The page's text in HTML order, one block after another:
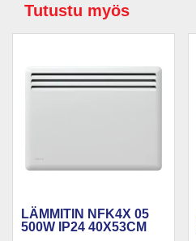
Tutustu myös
LÄMMITIN NFK4X 05
500W IP24 40X53CM